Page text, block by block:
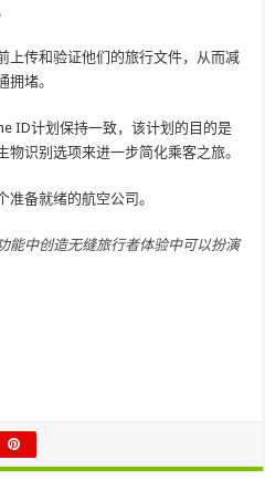
上传和验证他们的旅行文件，从而减
拥堵。
ID计划保持一致，该计划的目的是
识别选项来进一步简化乘客之旅。
备就绪的航空公司。
能中创造无缝旅行者体验中可以扮演